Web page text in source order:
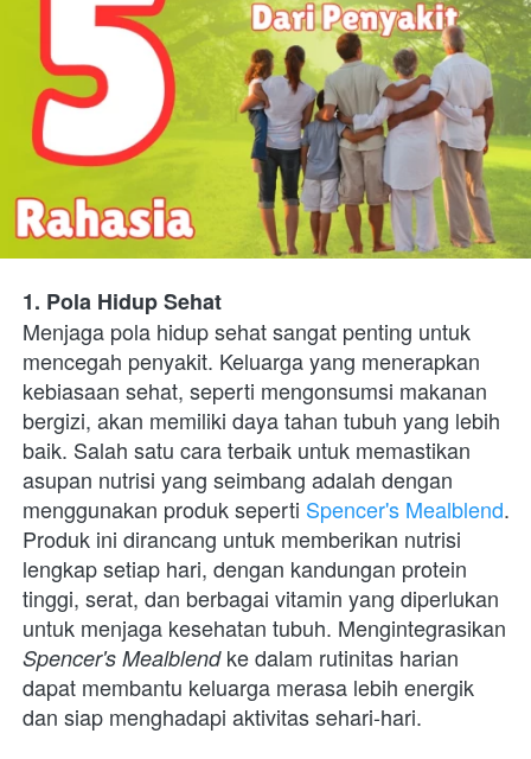
1. Pola Hidup Sehat
Menjaga pola hidup sehat sangat penting untuk
mencegah penyakit. Keluarga yang menerapkan
kebiasaan sehat, seperti mengonsumsi makanan
bergizi, akan memiliki daya tahan tubuh yang lebih
baik. Salah satu cara terbaik untuk memastikan
asupan nutrisi yang seimbang adalah dengan
menggunakan produk seperti Spencer's Mealblend.
Produk ini dirancang untuk memberikan nutrisi
lengkap setiap hari, dengan kandungan protein
tinggi, serat, dan berbagai vitamin yang diperlukan
Spencer's Mealblend ke dalam rutinitas harian
dapat membantu keluarga merasa lebih energik
dan siap menghadapi aktivitas sehari-hari.